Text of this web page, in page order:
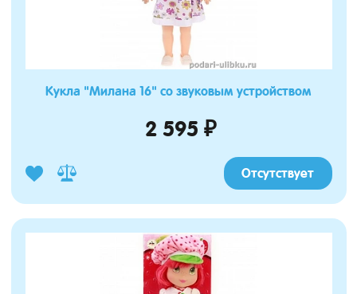
Кукла "Милана 16" со звуковым устройством
2 595 ₽
Отсутствует